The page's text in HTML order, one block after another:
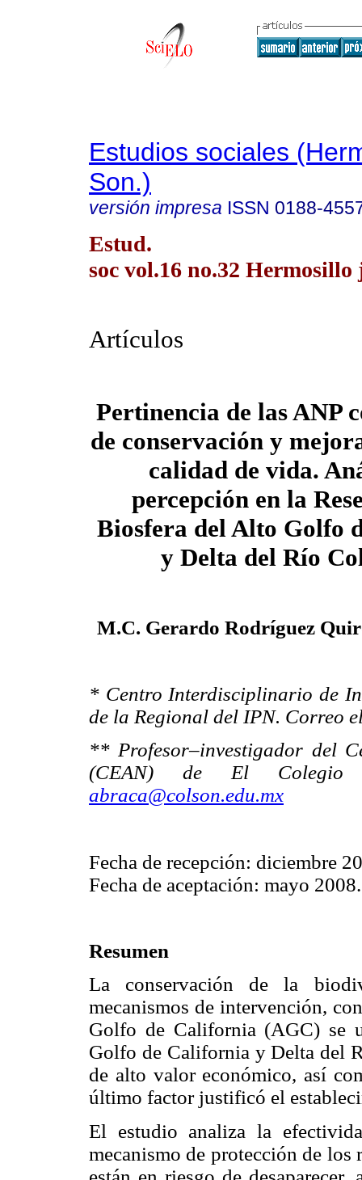
Estudios sociales
Son.)
versión impresa ISSN 0188-
Estud.
soc vol.16 no.32
Artículos
Pertinencia de las ANP
de conservación y
calidad de vida.
percepción en la
Biosfera del Alto Golfo
y Delta del Río
M.C. Gerardo Rodríguez
* Centro Interdisciplinario de
de la Regional del IPN. Correo
** Profesor–investigador del
(CEAN) de El Colegio
abraca@colson.edu.mx
Fecha de recepción: diciembre
Fecha de aceptación: mayo 2008.
Resumen
La conservación de la
mecanismos de intervención,
Golfo de California (AGC) se
Golfo de California y Delta del
de alto valor económico, así
último factor justificó el
El estudio analiza la
mecanismo de protección de los